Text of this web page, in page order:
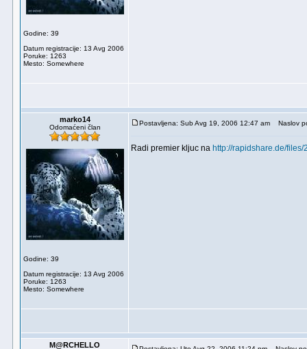
Godine: 39
Datum registracije: 13 Avg 2006
Poruke: 1263
Mesto: Somewhere
marko14
Odomaćeni član
Godine: 39
Datum registracije: 13 Avg 2006
Poruke: 1263
Mesto: Somewhere
Postavljena: Sub Avg 19, 2006 12:47 am Naslov
Radi premier kljuc na http://rapidshare.de/
M@RCHELLO